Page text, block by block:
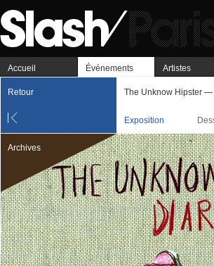
Accueil Événements Artistes
Retour The Unknow Hipster
Exposition
Archives